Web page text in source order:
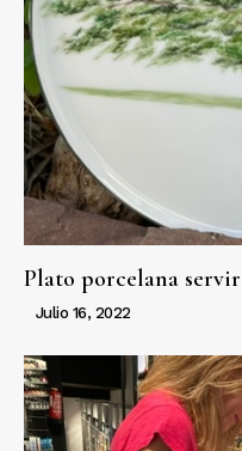
Plato porcelana
Julio 16, 2022